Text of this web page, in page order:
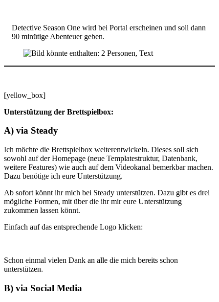
Detective Season One wird bei Portal erscheinen und soll dann
90 minütige Abenteuer geben.
[yellow_box]
Unterstützung der Brettspielbox:
A) via Steady
Ich möchte die Brettspielbox weiterentwickeln. Dieses soll sich
sowohl auf der Homepage (neue Templatestruktur, Datenbank,
weitere Features) wie auch auf dem Videokanal bemerkbar machen.
Dazu benötige ich eure Unterstützung.
Ab sofort könnt ihr mich bei Steady unterstützen. Dazu gibt es drei
mögliche Formen, mit über die ihr mir eure Unterstützung
zukommen lassen könnt.
Einfach auf das entsprechende Logo klicken:
Schon einmal vielen Dank an alle die mich bereits schon
unterstützen.
B) via Social Media